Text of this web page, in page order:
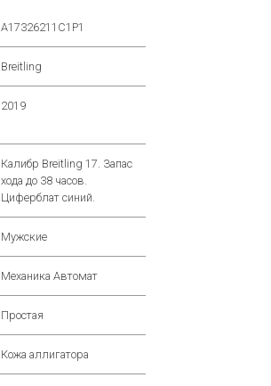
A17326211C1P1
Breitling
2019
Калибр Breitling 17. Запас
хода до 38 часов.
Циферблат синий.
Мужские
Механика Автомат
Простая
Кожа аллигатора